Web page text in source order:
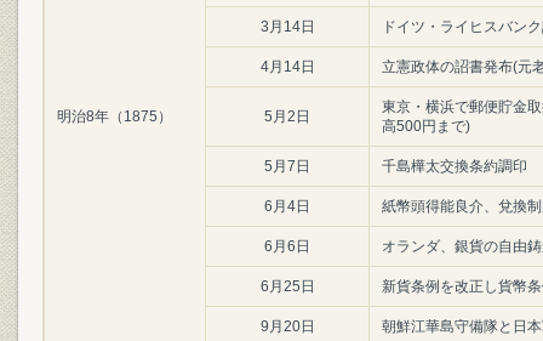
明治8年（1875）
3月14日 ドイツ・ライヒスバン
4月14日 立憲政体の詔書発布(元
5月2日
東京・横浜で郵便貯金
高500円まで)
5月7日 千島樺太交換条約調印
6月4日 紙幣頭得能良介、兌換
6月6日 オランダ、銀貨の自由
6月25日 新貨条例を改正し貨幣
9月20日 朝鮮江華島守備隊と日